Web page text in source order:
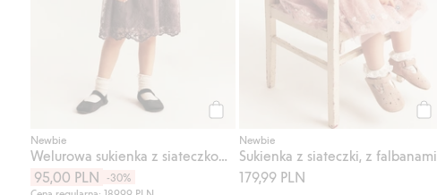
Newbie
Welurowa sukienka z siateczkową spódnicą
95,00 PLN
-30%
Newbie
Sukienka z siateczki, z falbanami
179,99 PLN